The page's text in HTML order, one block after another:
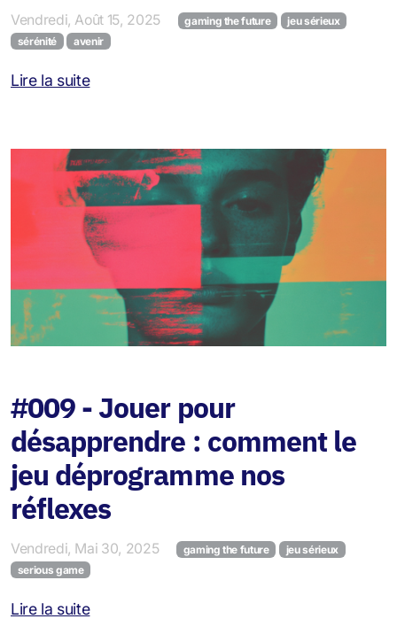
Vendredi, Août 15, 2025 gaming the future
jeu sérieux
sérénité
avenir
Lire la suite
#009 - Jouer pour
désapprendre : comment le
jeu déprogramme nos
réflexes
Vendredi, Mai 30, 2025 gaming the future
jeu sérieux
serious game
Lire la suite